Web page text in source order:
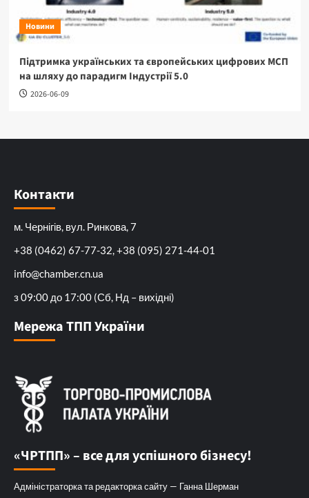
Новини
Підтримка українських та європейських цифрових МСП
на шляху до парадигм Індустрії 5.0
2026-06-09
Контакти
м. Чернігів, вул. Ринкова, 7
+38 (0462) 67-77-32, +38 (095) 271-44-01
info@chamber.cn.ua
з 09:00 до 17:00 (Сб, Нд – вихідні)
Мережа ТПП України
«ЧРТПП» – все для успішного бізнесу!
Адміністраторка та редакторка сайту — Ганна Шерман